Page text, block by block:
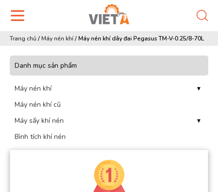
Trang chủ /Máy nén khí/Máy nén khí dây đai Pegasus TM-V-0.25/8-70L
Danh mục sản phẩm
Máy nén khí
▾
Máy nén khí cũ
Máy sấy khí nén
▾
Bình tích khí nén